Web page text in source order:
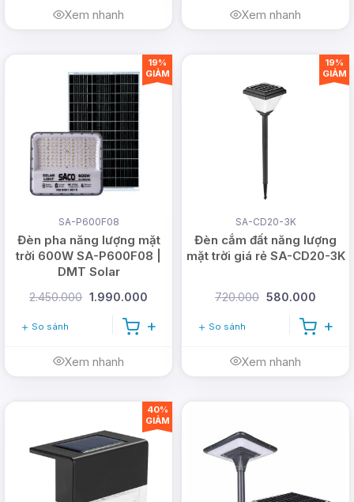
Xem nhanh Xem nhanh
SA-P600F08
Đèn pha năng lượng mặt
trời 600W SA-P600F08 |
DMT Solar
2.450.000 1.990.000
So sánh
Xem nhanh
19%
GIẢM
SA-CD20-3K
Đèn cắm đất năng lượng
mặt trời giá rẻ SA-CD20-3K
720.000 580.000
So sánh
Xem nhanh
19%
GIẢM
40%
GIẢM